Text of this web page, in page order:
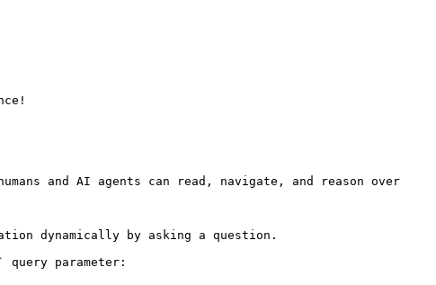
and AI agents can read, navigate, and reason over
dynamically by asking a question.
query parameter: